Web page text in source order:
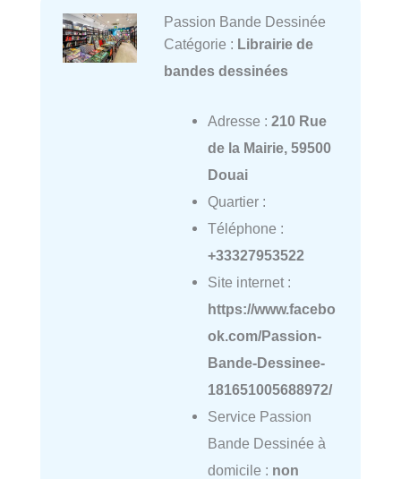
Passion Bande Dessinée
Catégorie : Librairie de
bandes dessinées
Adresse : 210 Rue
de la Mairie, 59500
Douai
Quartier :
Téléphone :
+33327953522
Site internet :
https://www.facebo
ok.com/Passion-
Bande-Dessinee-
181651005688972/
Service Passion
Bande Dessinée à
domicile : non